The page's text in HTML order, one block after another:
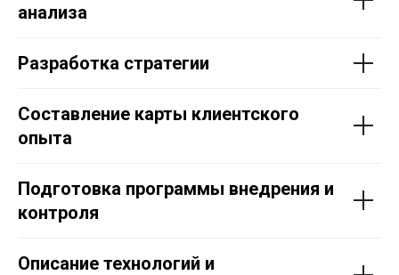
анализа
Разработка стратегии
Составление карты клиентского
опыта
Подготовка программы внедрения и
контроля
Описание технологий и